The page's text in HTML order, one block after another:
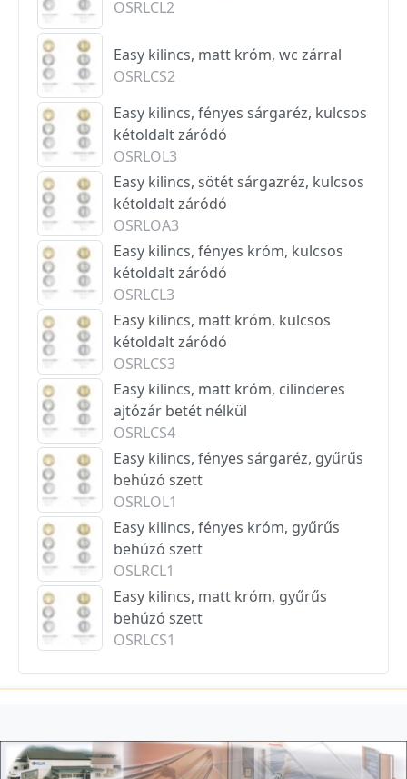
OSRLCL2
Easy kilincs, matt króm, wc zárral
OSRLCS2
Easy kilincs, fényes sárgaréz, kulcsos
kétoldalt záródó
OSRLOL3
Easy kilincs, sötét sárgazréz, kulcsos
kétoldalt záródó
OSRLOA3
Easy kilincs, fényes króm, kulcsos
kétoldalt záródó
OSRLCL3
Easy kilincs, matt króm, kulcsos
kétoldalt záródó
OSRLCS3
Easy kilincs, matt króm, cilinderes
ajtózár betét nélkül
OSRLCS4
Easy kilincs, fényes sárgaréz, gyűrűs
behúzó szett
OSRLOL1
Easy kilincs, fényes króm, gyűrűs
behúzó szett
OSLRCL1
Easy kilincs, matt króm, gyűrűs
behúzó szett
OSRLCS1